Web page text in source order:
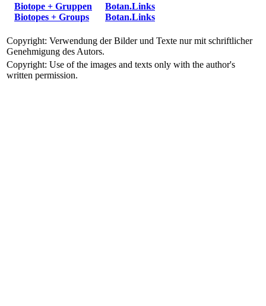
Biotope + Gruppen
Biotopes + Groups
Botan.Links
Botan.Links
Copyright: Verwendung der Bilder und Texte nur mit schriftlicher
Genehmigung des Autors.
Copyright: Use of the images and texts only with the author's
written permission.